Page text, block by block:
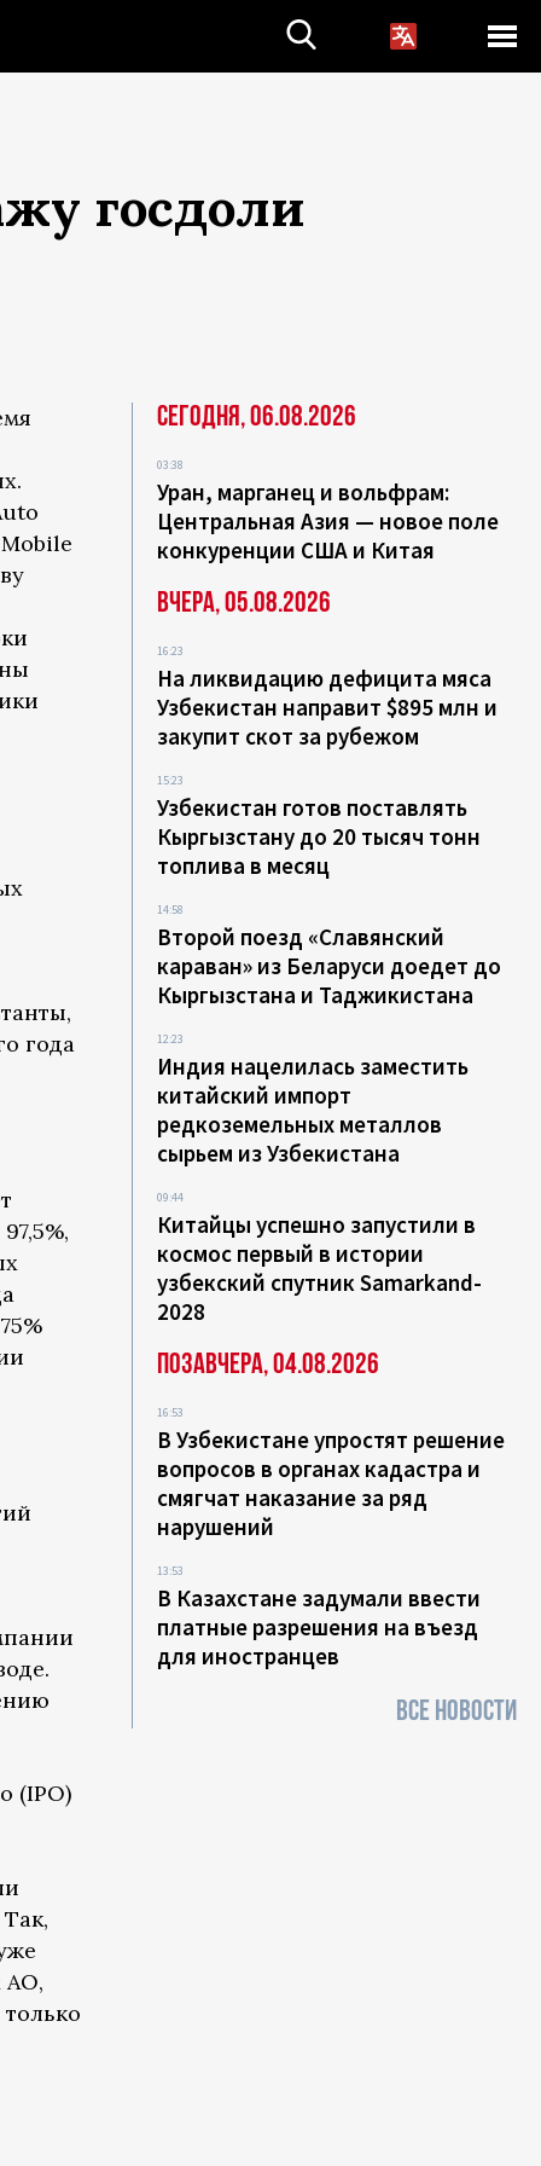
госдоли
года
(IPO)
АО,
Сегодня, 06.08.2026
03:38
Уран, марганец и вольфрам:
Центральная Азия — новое поле
конкуренции США и Китая
Вчера, 05.08.2026
16:23
На ликвидацию дефицита мяса
Узбекистан направит $895 млн и
закупит скот за рубежом
15:23
Узбекистан готов поставлять
Кыргызстану до 20 тысяч тонн
топлива в месяц
14:58
Второй поезд «Славянский
караван» из Беларуси доедет до
Кыргызстана и Таджикистана
12:23
Индия нацелилась заместить
китайский импорт
редкоземельных металлов
сырьем из Узбекистана
09:44
Китайцы успешно запустили в
космос первый в истории
узбекский спутник Samarkand-
2028
Позавчера, 04.08.2026
16:53
В Узбекистане упростят решение
вопросов в органах кадастра и
смягчат наказание за ряд
нарушений
13:53
В Казахстане задумали ввести
платные разрешения на въезд
для иностранцев
ВСЕ НОВОСТИ